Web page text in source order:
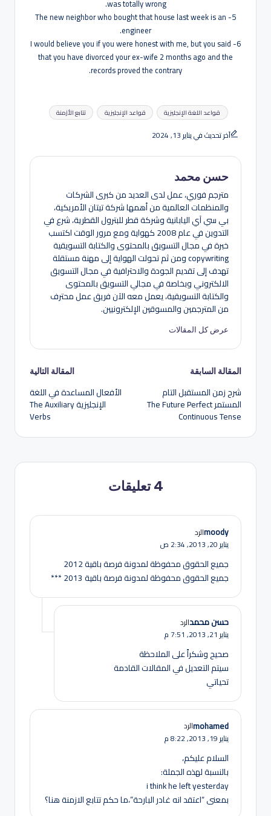
was totally wrong.
5- The new neighbor who bought that house last week is an
engineer.
6- I would believe you if you were honest with me, but you said
that you have divorced your ex-wife 2 months ago and the
records proved the contrary.
العلامات: تتابع الأزمنة قواعد الإنجليزية قواعد اللغة الإنجليزية
آخر تحديث في يناير 13, 2024
حسن محمد
مترجم فوري، عمل لدى العديد من كبرى الشركات
والمنظمات العالمية من أهمها شركة تيتان الأمريكية،
بي سي آي اليابانية وشركة قطر للبترول القطرية، شرع في
التدوين في عام 2008 كهواية ومع مرور الوقت اكتسب
خبرة في مجال التسويق بالمحتوى والكتابة التسويقية
copywriting ومن ثم تحولت الهواية إلى مهنة مستقلة
تهدف إلى تقديم الجودة والاحترافية في مجال التسويق
الالكتروني وبخاصة في مجالي التسويق بالمحتوى
والكتابة التسويقية، يعمل معه الآن فريق عمل محترف
من المترجمين والمسوقين الإلكترونيين.
عرض كل المقالات
تصفّح
المقالات
المقالة السابقة
شرح زمن المستقبل التام
المستمر The Future Perfect
Continuous Tense
المقالة التالية
الأفعال المساعدة في اللغة
الإنجليزية The Auxiliary
Verbs
4 تعليقات
moodyالرد
يناير 20, 2013,
2:34 ص
جميع الحقوق محفوظة لمدونة فرصة باقية 2012
جميع الحقوق محفوظة لمدونة فرصة باقية 2013 ***
حسن محمدالرد
يناير 21, 2013,
7:51 م
صحيح وشكراً على الملاحظة
سيتم التعديل في المقالات القادمة
تحياتي
mohamedالرد
يناير 19, 2013,
8:22 م
السلام عليكم،
بالنسبة لهذه الجملة:
i think he left yesterday
بمعنى “اعتقد انه غادر البارحة”،ما حكم تتابع الازمنة هنا؟